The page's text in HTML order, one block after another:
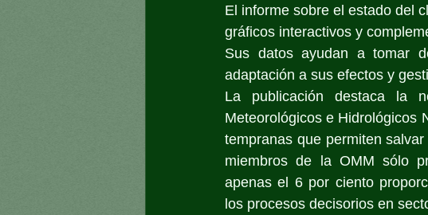
El informe sobre el estado del
gráficos interactivos y
Sus datos ayudan a tomar
adaptación a sus efectos y
La publicación destaca la
Meteorológicos e Hidrológicos
tempranas que permiten
miembros de la OMM só lo
apenas el 6 por ciento
los procesos decisorios en